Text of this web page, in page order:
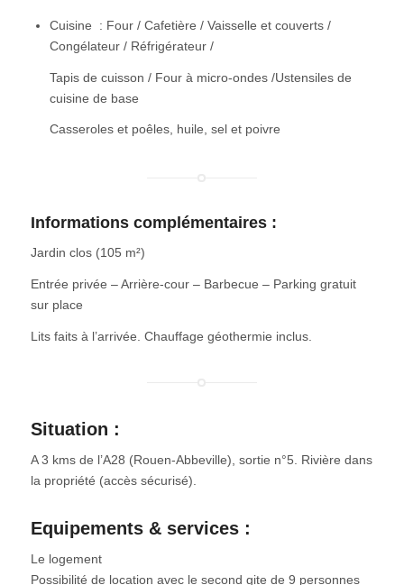
Cuisine : Four / Cafetière / Vaisselle et couverts /
Congélateur / Réfrigérateur /
Tapis de cuisson / Four à micro-ondes /Ustensiles de
cuisine de base
Casseroles et poêles, huile, sel et poivre
Informations complémentaires :
Jardin clos (105 m²)
Entrée privée – Arrière-cour – Barbecue – Parking gratuit
sur place
Lits faits à l’arrivée. Chauffage géothermie inclus.
Situation :
A 3 kms de l’A28 (Rouen-Abbeville), sortie n°5. Rivière dans
la propriété (accès sécurisé).
Equipements & services :
Le logement
Possibilité de location avec le second gite de 9 personnes